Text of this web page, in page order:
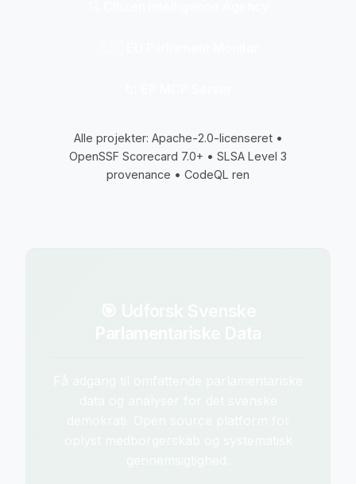
Alle projekter: Apache-2.0-licenseret •
OpenSSF Scorecard 7.0+ • SLSA Level 3
provenance • CodeQL ren